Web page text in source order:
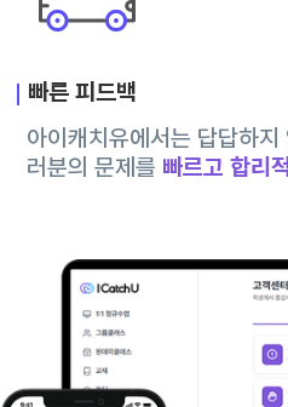
빠른 피드백
아이캐치유에서는 답답하
러분의 문제를 빠르고 합리